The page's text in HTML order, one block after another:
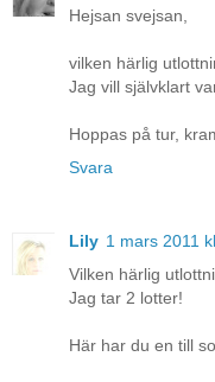
Hejsan svejsan,
vilken härlig
Jag vill självklart
Hoppas på tur,
Svara
Lily 1 mars 2011
Vilken härlig
Jag tar 2 lotter!
Här har du en till